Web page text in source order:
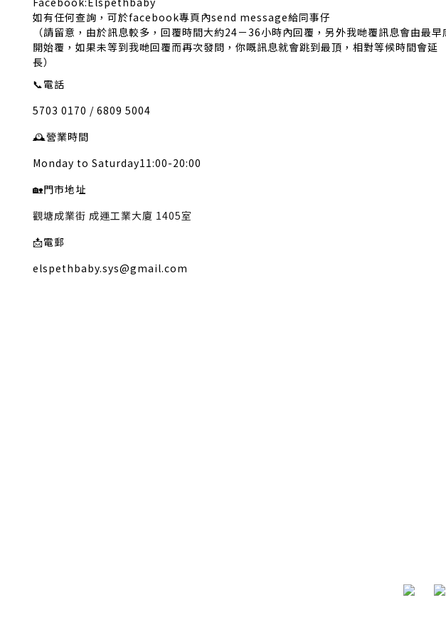
如有任何查詢，可於facebook專頁內send message給同事仔
（請留意，由於訊息較多，回覆時間大約24－36小時內回覆，另外我哋覆訊息會由最早
開始覆，如果未等到我哋回覆而再次發問，你嘅訊息就會跳到最頂，相對等候時間會延
長）
📞電話
5703 0170 / 6809 5004
🕰️營業時間
Monday to Saturday11:00-20:00
🏡門市地址
觀塘成業街 成運工業大廈 1405室
📩電郵
elspethbaby.sys@gmail.com